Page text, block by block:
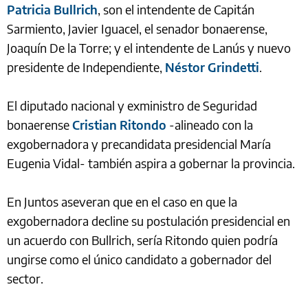
Patricia Bullrich, son el intendente de Capitán
Sarmiento, Javier Iguacel, el senador bonaerense,
Joaquín De la Torre; y el intendente de Lanús y nuevo
presidente de Independiente, Néstor Grindetti.
El diputado nacional y exministro de Seguridad
bonaerenseCristian Ritondo -alineado con la
exgobernadora y precandidata presidencial María
Eugenia Vidal- también aspira a gobernar la provincia.
En Juntos aseveran que en el caso en que la
exgobernadora decline su postulación presidencial en
un acuerdo con Bullrich, sería Ritondo quien podría
ungirse como el único candidato a gobernador del
sector.